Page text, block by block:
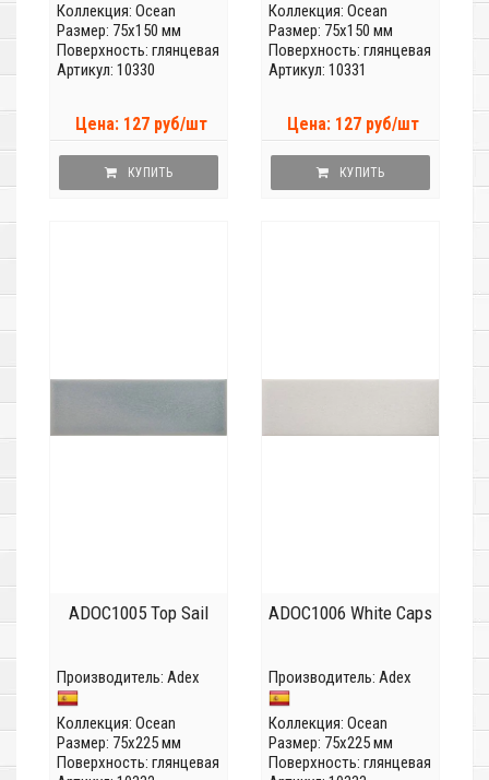
Коллекция: Ocean
Размер: 75x150 мм
Поверхность: глянцевая
Артикул: 10330
Цена: 127 руб/шт
КУПИТЬ
Коллекция: Ocean
Размер: 75x150 мм
Поверхность: глянцевая
Артикул: 10331
Цена: 127 руб/шт
КУПИТЬ
ADOC1005 Top Sail
Производитель: Adex
Коллекция: Ocean
Размер: 75x225 мм
Поверхность: глянцевая
ADOC1006 White Caps
Производитель: Adex
Коллекция: Ocean
Размер: 75x225 мм
Поверхность: глянцевая